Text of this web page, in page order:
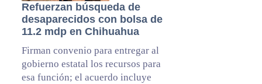
Refuerzan búsqueda de
desaparecidos con bolsa de
11.2 mdp en Chihuahua
Firman convenio para entregar al
gobierno estatal los recursos para
esa función; el acuerdo incluye